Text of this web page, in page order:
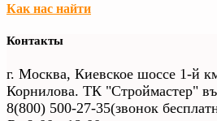
Как нас найти
Контакты
г. Москва, Киевское шоссе 1-й
Корнилова. ТК "Строймастер"
8(800) 500-27-35(звонок